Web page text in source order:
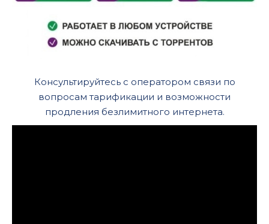
Консультируйтесь с оператором связи по
вопросам тарификации и возможности
продления безлимитного интернета.